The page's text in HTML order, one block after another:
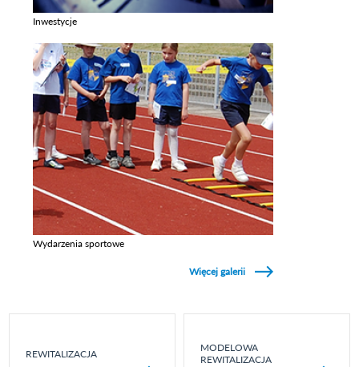
Inwestycje
Wydarzenia sportowe
Więcej galerii
REWITALIZACJA
MODELOWA
REWITALIZACJA